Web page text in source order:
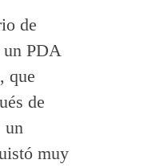
de
un PDA
que
de
un
muy